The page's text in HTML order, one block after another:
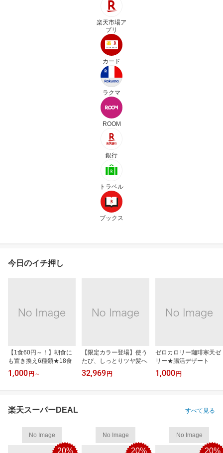
楽天市場ア
プリ
カード
ラクマ
ROOM
銀行
トラベル
ブックス
今日のイチ押し
【1食60円～！】朝食に
も置き換え6種類★18食
1,000 円 ～
【限定カラー登場】使う
たび、しっとりツヤ髪へ
32,969 円
ゼロカロリー珈琲寒天ゼ
リー★腸活デザート
1,000 円
楽天スーパーDEAL すべて見る
No Image
20%
No Image
20%
No Image
20%